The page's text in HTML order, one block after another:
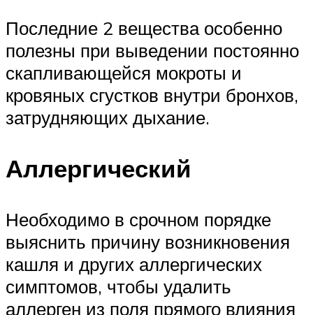
Последние 2 вещества особенно
полезны при выведении постоянно
скапливающейся мокроты и
кровяных сгустков внутри бронхов,
затрудняющих дыхание.
Аллергический
Необходимо в срочном порядке
выяснить причину возникновения
кашля и других аллергических
симптомов, чтобы удалить
аллерген из поля прямого влияния